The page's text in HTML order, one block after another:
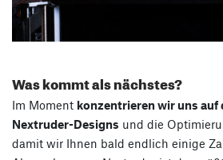
Was kommt als nächstes?
Im Moment konzentrieren wir uns auf
Nextruder-Designs und die
damit wir Ihnen bald endlich einige